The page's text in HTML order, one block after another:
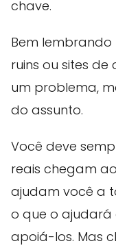
chave.
Bem lembrando
ruins ou sites
um problema,
do assunto.
Você deve
reais chegam
ajudam você a
o que o ajudará
apoiá-los. Mas